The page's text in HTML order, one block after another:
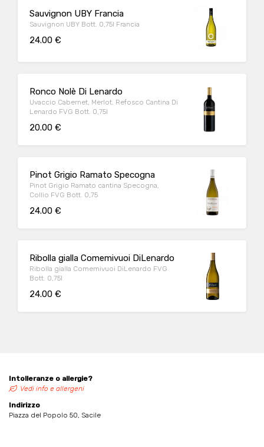
Sauvignon UBY Francia
Sauvignon UBY Bott. 0,75l Francia
24.00 €
Ronco Nolè Di Lenardo
Uvaccio Cabernet, Merlot. Refosco Cantina Di
Lenardo FVG Bott. 0,75l
20.00 €
Pinot Grigio Ramato Specogna
Pinot Grigio Ramato cantina Specogna,
Collio FVG Bott. 0,75
24.00 €
Ribolla gialla Comemivuoi DiLenardo
Ribolla gialla Comemivuoi DiLenardo FVG
Bott. 0,75l
24.00 €
Intolleranze o allergie?
Vedi info e allergeni
Indirizzo
Piazza del Popolo 50, Sacile